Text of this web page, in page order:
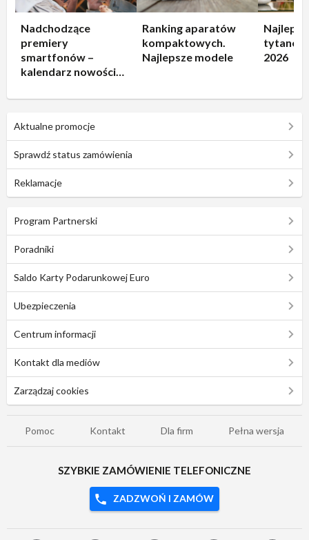
Nadchodzące
premiery
smartfonów –
kalendarz nowości
Ranking aparatów
kompaktowych.
Najlepsze modele
2026
Aktualne promocje
Sprawdź status zamówienia
Reklamacje
Program Partnerski
Poradniki
Saldo Karty Podarunkowej Euro
Ubezpieczenia
Centrum informacji
Kontakt dla mediów
Zarządzaj cookies
Pomoc Kontakt Dla firm Pełna wersja
SZYBKIE ZAMÓWIENIE TELEFONICZNE
ZADZWOŃ I ZAMÓW